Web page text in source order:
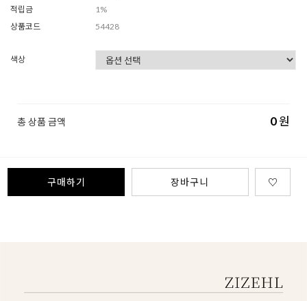
적립금
1%
상품코드
54428
색상
총 상품 금액 0원
구매하기 장바구니 ♡